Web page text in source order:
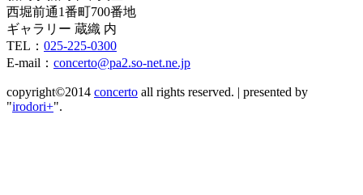
西堀前通1番町700番地
ギャラリー 蔵織 内
TEL： 025-225-0300
E-mail： concerto@pa2.so-net.ne.jp
copyright©2014 concerto all rights reserved. | presented by
"irodori+".